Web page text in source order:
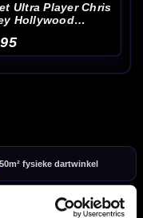
Ultra Player Chris
Hollywood
fysieke dartwinkel
Gratis verzending vanaf €40